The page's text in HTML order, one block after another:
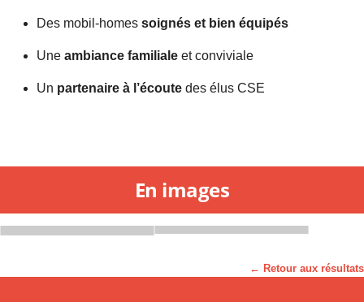
Des mobil-homes soignés et bien équipés
Une ambiance familiale et conviviale
Un partenaire à l’écoute des élus CSE
En images
← Retour aux résultats